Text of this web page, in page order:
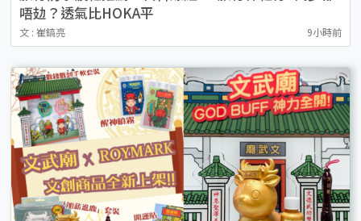
唔攰？透氣比HOKA平
文 : 崔鎬亮 9小時前